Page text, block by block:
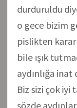
durduruldu
o gece bizim
pislikten
bile ışık
aydınlığa inat
Biz sizi çok iyi
sözde